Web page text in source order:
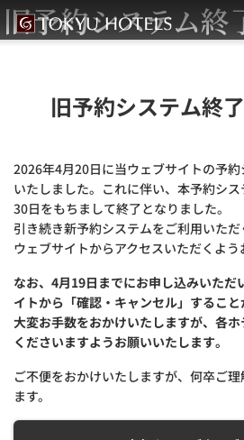
旧予約システム終
旧予約システム終
2026年4月20日に当ウェブサイトの予
いたしました。これに伴い、本予約シ
30日をもちまして終了となりました。
引き続き新予約システムをご利用いた
ウェブサイトからアクセスいただくよう
なお、4月19日までにお申し込みいただ
イトから「確認・キャンセル」すること
大変お手数をおかけいたしますが、各
くださいますようお願いいたします。
ご不便をおかけいたしますが、何卒ご
ます。